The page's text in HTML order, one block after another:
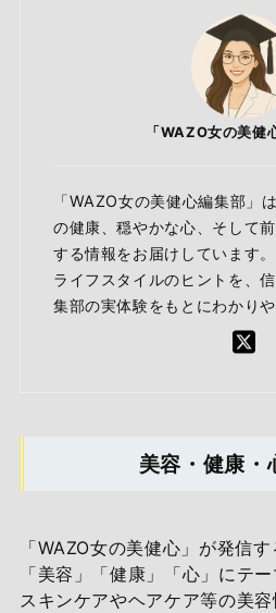
「WAZO女の美健
「WAZO女の美健心編集部」
の健康、穏やかな心、そして
する情報をお届けしています
ライフスタイルのヒントを、
集部の実体験をもとにわかりや
美容・健康・
「WAZO女の美健心」が発信
「美容」「健康」「心」にテ
スキンケアやヘアケア等の美